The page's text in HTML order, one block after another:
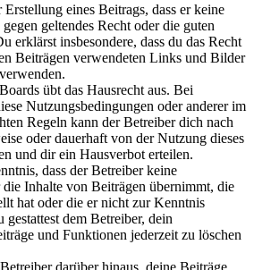
eines Beitrags, dass er keine
geltendes Recht oder die guten
erklärst insbesondere, dass du das Recht
Beiträgen verwendeten Links und Bilder
übt das Hausrecht aus. Bei
Nutzungsbedingungen oder anderer im
Regeln kann der Betreiber dich nach
oder dauerhaft von der Nutzung dieses
und dir ein Hausverbot erteilen.
dass der Betreiber keine
Inhalte von Beiträgen übernimmt, die
hat oder die er nicht zur Kenntnis
gestattest dem Betreiber, dein
und Funktionen jederzeit zu löschen
darüber hinaus, deine Beiträge